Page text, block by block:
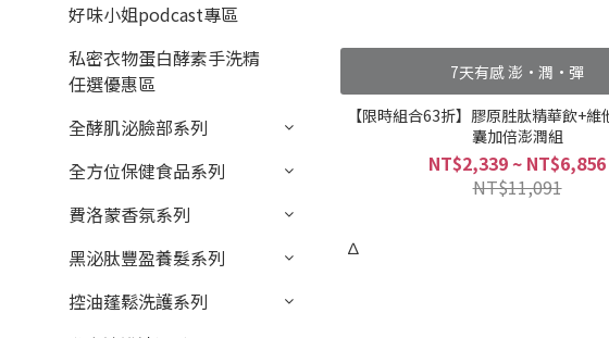
好味小姐podcast專區
私密衣物蛋白酵素手洗精
任選優惠區
全酵肌泌臉部系列
全方位保健食品系列
費洛蒙香氛系列
黑泌肽豐盈養髮系列
控油蓬鬆洗護系列
7天有感 澎·潤·彈
【限時組合63折】膠原胜肽精華飲+維
囊加倍澎潤組
NT$2,339 ~ NT$6,856
NT$11,091
∆